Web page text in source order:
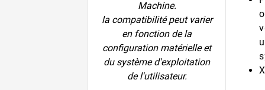
Machine.
la compatibilité peut varier
en fonction de la
configuration matérielle et
du système d'exploitation
de l'utilisateur.